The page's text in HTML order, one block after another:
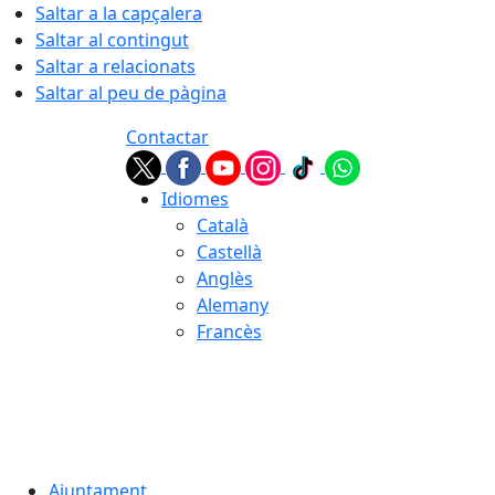
Saltar a la capçalera
Saltar al contingut
Saltar a relacionats
Saltar al peu de pàgina
Contactar
Idiomes
Català
Castellà
Anglès
Alemany
Francès